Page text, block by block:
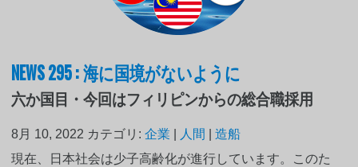
NEWS 295 : 海に国境がないように
六か国目・今回はフィリピンからの総合職採用
8月 10, 2022 カテゴリ:企業 人間 |造船
現在、日本社会は少子高齢化が進行しています。このた